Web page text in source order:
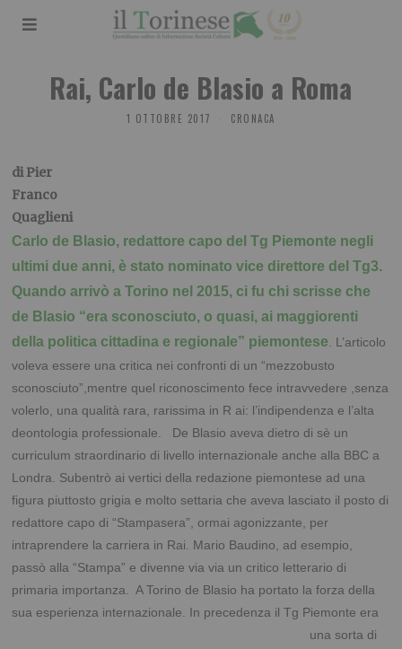
Rai, Carlo de Blasio a Roma
1 OTTOBRE 2017 CRONACA
di Pier
Franco
Quaglieni
Carlo de Blasio, redattore capo del Tg Piemonte negli
ultimi due anni, è stato nominato vice direttore del Tg3.
Quando arrivò a Torino nel 2015, ci fu chi scrisse che
de Blasio “era sconosciuto, o quasi, ai maggiorenti
della politica cittadina e regionale” piemontese. L’articolo
voleva essere una critica nei confronti di un “mezzobusto
sconosciuto”,mentre quel riconoscimento fece intravvedere ,senza
volerlo, una qualità rara, rarissima in R ai: l’indipendenza e l’alta
deontologia professionale.
De Blasio aveva dietro di sè un
curriculum straordinario di livello internazionale anche alla BBC a
Londra. Subentrò ai vertici della redazione piemontese ad una
figura piuttosto grigia e molto settaria che aveva lasciato il posto di
redattore capo di “Stampasera”, ormai agonizzante, per
intraprendere la carriera in Rai. Mario Baudino, ad esempio,
passò alla “Stampa” e divenne via via un critico letterario di
primaria importanza. A Torino de Blasio ha portato la forza della
sua esperienza internazionale. In precedenza il Tg Piemonte era
una sorta di